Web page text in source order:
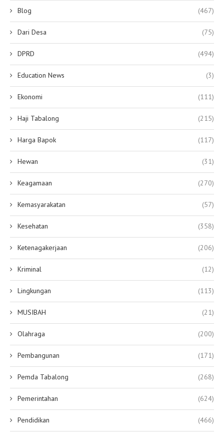
Blog (467)
Dari Desa (75)
DPRD (494)
Education News (3)
Ekonomi (111)
Haji Tabalong (215)
Harga Bapok (117)
Hewan (31)
Keagamaan (270)
Kemasyarakatan (57)
Kesehatan (358)
Ketenagakerjaan (206)
Kriminal (12)
Lingkungan (113)
MUSIBAH (21)
Olahraga (200)
Pembangunan (171)
Pemda Tabalong (268)
Pemerintahan (624)
Pendidikan (466)